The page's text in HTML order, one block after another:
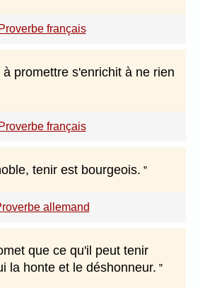
Proverbe français
promettre s'enrichit à ne rien
Proverbe français
tenir est bourgeois.
allemand
que ce qu'il peut tenir
la honte et le déshonneur.